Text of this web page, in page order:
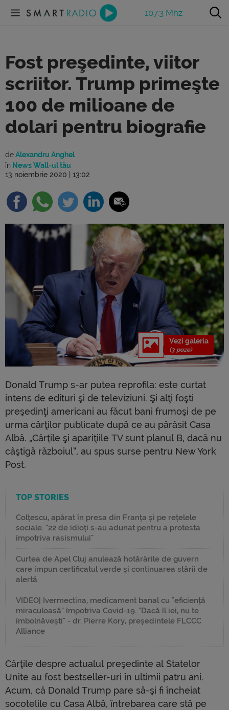
107.3 Mhz
Fost preşedinte, viitor
scriitor. Trump primeşte
100 de milioane de
dolari pentru biografie
deAlexandru Anghel
în News Wall-ul tău
13 noiembrie 2020 | 13:02
Vezi galeria
(3 poze)
Donald Trump s-ar putea reprofila: este curtat
intens de edituri şi de televiziuni. Şi alţi foşti
preşedinţi americani au făcut bani frumoşi de pe
urma cărţilor publicate după ce au părăsit Casa
Albă. „Cărţile şi apariţiile TV sunt planul B, dacă nu
câştigă războiul”, au spus surse pentru New York
Post.
TOP STORIES
Colțescu, apărat în presa din Franța și pe rețelele
sociale. "22 de idioți s-au adunat pentru a protesta
împotriva rasismului"
Curtea de Apel Cluj anulează hotărârile de guvern
care impun certificatul verde și continuarea stării de
alertă
VIDEO| Ivermectina, medicament banal cu "eficiență
miraculoasă" împotriva Covid-19. "Dacă îl iei, nu te
îmbolnăvești" - dr. Pierre Kory, președintele FLCCC
Alliance
Cărţile despre actualul preşedinte al Statelor
Unite au fost bestseller-uri în ultimii patru ani.
Acum, că Donald Trump pare să-şi fi încheiat
socotelile cu Casa Albă, întrebarea care stă pe